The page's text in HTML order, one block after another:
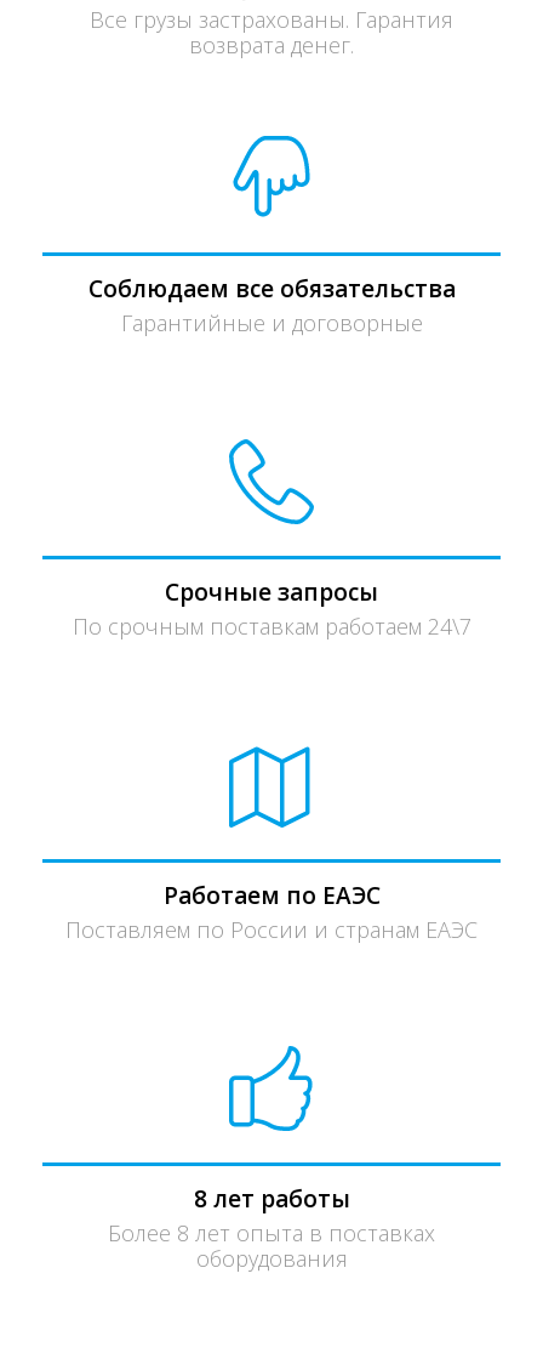
Все грузы застрахованы. Гарантия
возврата денег.
Соблюдаем все обязательства
Гарантийные и договорные
Срочные запросы
По срочным поставкам работаем 24\7
Работаем по ЕАЭС
Поставляем по России и странам ЕАЭС
8 лет работы
Более 8 лет опыта в поставках
оборудования